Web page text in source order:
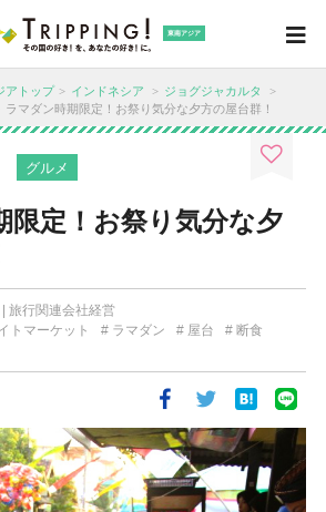
東南アジア
アトップ インドネシア
ジョグジャカルタ
ラマダン時期限定！お祭り気分な夕方の屋台群！
グルメ
限定！お祭り気分な夕
旅行関連会社経営
トマーケット ラマダン 屋台
断食